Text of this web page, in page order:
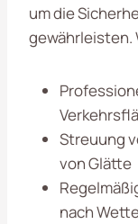
um die
gewährleisten.
Streuung
von Glätte
nach